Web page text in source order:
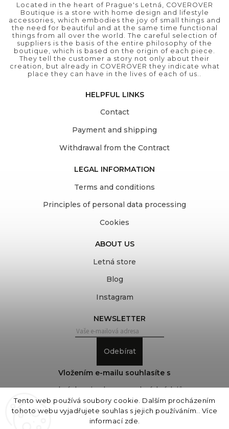
Tento web používá soubory cookie. Dalším procházením
tohoto webu vyjadřujete souhlas s jejich používáním.. Více
informací zde
Located in the heart of Prague's Letná, COVEROVER
Boutique is a store with home design and lifestyle
accessories, which embodies the joy of small things and
the need for beautiful and at the same time functional
things from all over the world. The careful selection of
suppliers is the basis of the entire philosophy of the
boutique, which is based on the origin of each piece.
They tell the customer a story not only about their
creation, but already in COVEROVER they indicate what
place they can have in the lives of each of us..
HELPFUL LINKS
Contact
Payment and shipping
Withdrawal from the Contract
LEGAL INFORMATION
Terms and conditions
Principles of personal data processing
Cookies
ABOUT US
Letná store
Blog
Instagram
NEWSLETTER
Odebírat
Vložením e-mailu souhlasíte s
podmínkami ochrany osobních údajů